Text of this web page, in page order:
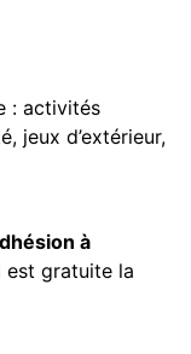
: activités
jeux d’extérieur,
à
est gratuite la